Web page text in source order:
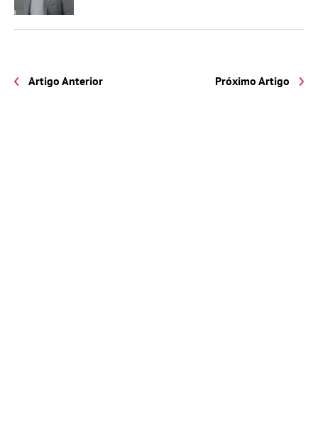
Artigo Anterior Próximo Artigo